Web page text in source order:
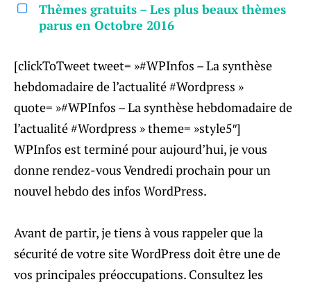
Thèmes gratuits – Les plus beaux thèmes
parus en Octobre 2016
[clickToTweet tweet= »#WPInfos – La synthèse
hebdomadaire de l’actualité #Wordpress »
quote= »#WPInfos – La synthèse hebdomadaire de
l’actualité #Wordpress » theme= »style5″]
WPInfos est terminé pour aujourd’hui, je vous
donne rendez-vous Vendredi prochain pour un
nouvel hebdo des infos WordPress.
Avant de partir, je tiens à vous rappeler que la
sécurité de votre site WordPress doit être une de
vos principales préoccupations. Consultez les